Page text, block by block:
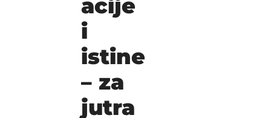
acije
i
istine
– za
jutra